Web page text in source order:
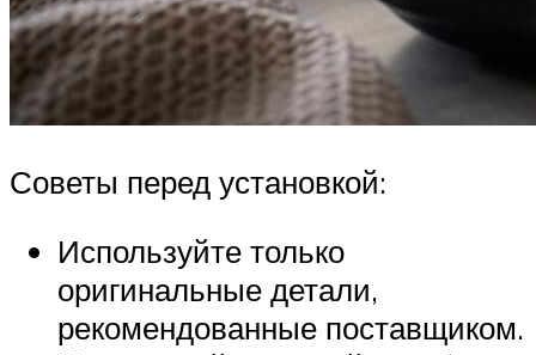
Советы перед установкой:
Используйте только
оригинальные детали,
рекомендованные поставщиком.